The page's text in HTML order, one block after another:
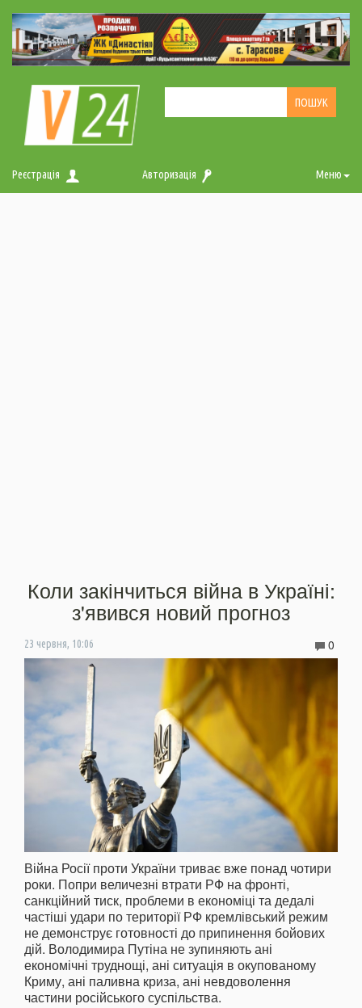
Реєстрація Авторизація Меню
Коли закінчиться війна в Україні:
з'явився новий прогноз
23 червня, 10:06 0
Війна Росії проти України триває вже понад чотири
роки. Попри величезні втрати РФ на фронті,
санкційний тиск, проблеми в економіці та дедалі
частіші удари по території РФ кремлівський режим
не демонструє готовності до припинення бойових
дій. Володимира Путіна не зупиняють ані
економічні труднощі, ані ситуація в окупованому
Криму, ані паливна криза, ані невдоволення
частини російського суспільства.